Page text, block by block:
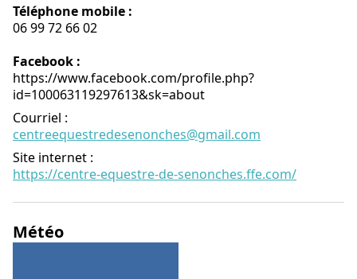
Téléphone mobile :
06 99 72 66 02
Facebook :
https://www.facebook.com/profile.php?
id=100063119297613&sk=about
Courriel :
centreequestredesenonches@gmail.com
Site internet :
https://centre-equestre-de-senonches.ffe.com/
Météo